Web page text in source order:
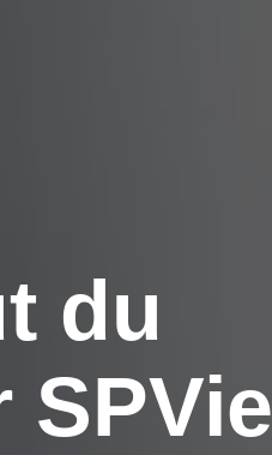
du
SPVie